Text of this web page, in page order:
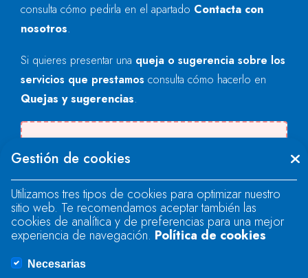
consulta cómo pedirla en el apartado Contacta con
nosotros.
Si quieres presentar una queja o sugerencia sobre los
servicios que prestamos consulta cómo hacerlo en
Quejas y sugerencias.
"text".
Se produjo un error al cargar el campo
"text".
Gestión de cookies
Utilizamos tres tipos de cookies para optimizar nuestro
sitio web. Te recomendamos aceptar también las
cookies de analítica y de preferencias para una mejor
experiencia de navegación. Política de cookies
Necesarias